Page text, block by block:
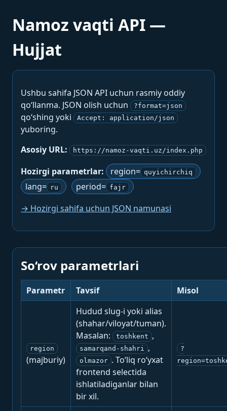
Namoz vaqti API —
Hujjat
Ushbu sahifa JSON API uchun rasmiy oddiy
qo‘llanma. JSON olish uchun
?format=json
qo‘shing yoki Accept: application/json
yuboring.
Asosiy URL:
https://namoz-vaqti.uz/index.php
Hozirgi parametrlar: region= quyichirchiq
lang= ru period= fajr
→ Hozirgi sahifa uchun JSON namunasi
So‘rov parametrlari
Parametr Tavsif Misol
region
(majburiy)
Hudud slug-i yoki alias
(shahar/viloyat/tuman).
Masalan:
toshkent ,
samarqand-shahri ,
olmazor . To‘liq ro‘yxat
frontend selectida
ishlatiladiganlar bilan
bir xil.
?